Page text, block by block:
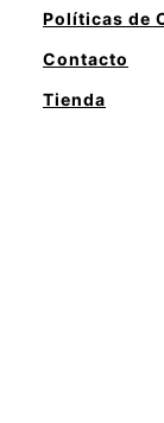
Políticas de
Contacto
Tienda